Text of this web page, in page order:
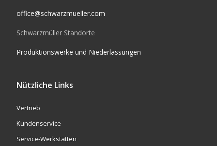
office@schwarzmueller.com
Schwarzmüller Standorte
Produktionswerke und Niederlassungen
Nützliche Links
Vertrieb
Kundenservice
Service-Werkstätten